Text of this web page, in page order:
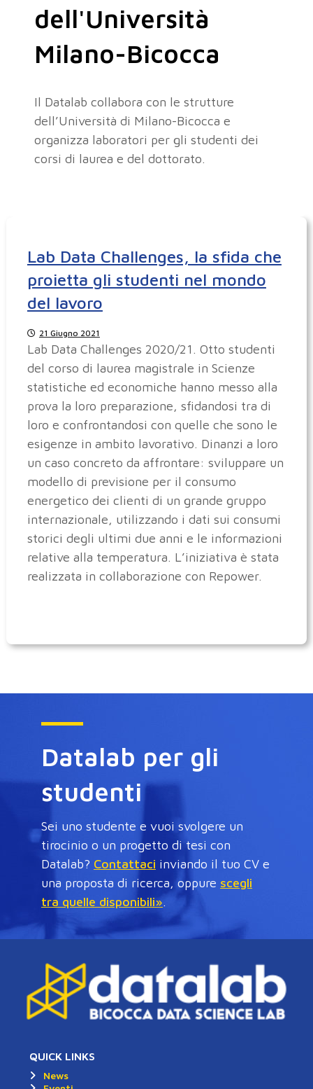
dell'Università
Milano-Bicocca
Il Datalab collabora con le strutture
dell’Università di Milano-Bicocca e
organizza laboratori per gli studenti dei
corsi di laurea e del dottorato.
Lab Data Challenges, la sfida che
proietta gli studenti nel mondo
del lavoro
21 Giugno 2021
Lab Data Challenges 2020/21. Otto studenti
del corso di laurea magistrale in Scienze
statistiche ed economiche hanno messo alla
prova la loro preparazione, sfidandosi tra di
loro e confrontandosi con quelle che sono le
esigenze in ambito lavorativo. Dinanzi a loro
un caso concreto da affrontare: sviluppare un
modello di previsione per il consumo
energetico dei clienti di un grande gruppo
internazionale, utilizzando i dati sui consumi
storici degli ultimi due anni e le informazioni
relative alla temperatura. L’iniziativa è stata
realizzata in collaborazione con Repower.
Datalab per gli
studenti
Sei uno studente e vuoi svolgere un
tirocinio o un progetto di tesi con
Datalab? Contattaci inviando il tuo CV e
una proposta di ricerca, oppure scegli
tra quelle disponibili .
QUICK LINKS
News